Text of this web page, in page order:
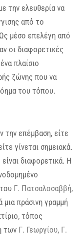
την ελευθερία να
από το
μέσο επελέγη από
οι διαφορετικές
πλαίσιο
ζώνης που να
του τόπου.
την επέμβαση, είτε
γίνεται σημειακά.
διαφορετικά. Η
Γ. Πατσαλοσαββή,
πράσινη γραμμή
τόπος
των Γ. Γεωργίου, Γ.